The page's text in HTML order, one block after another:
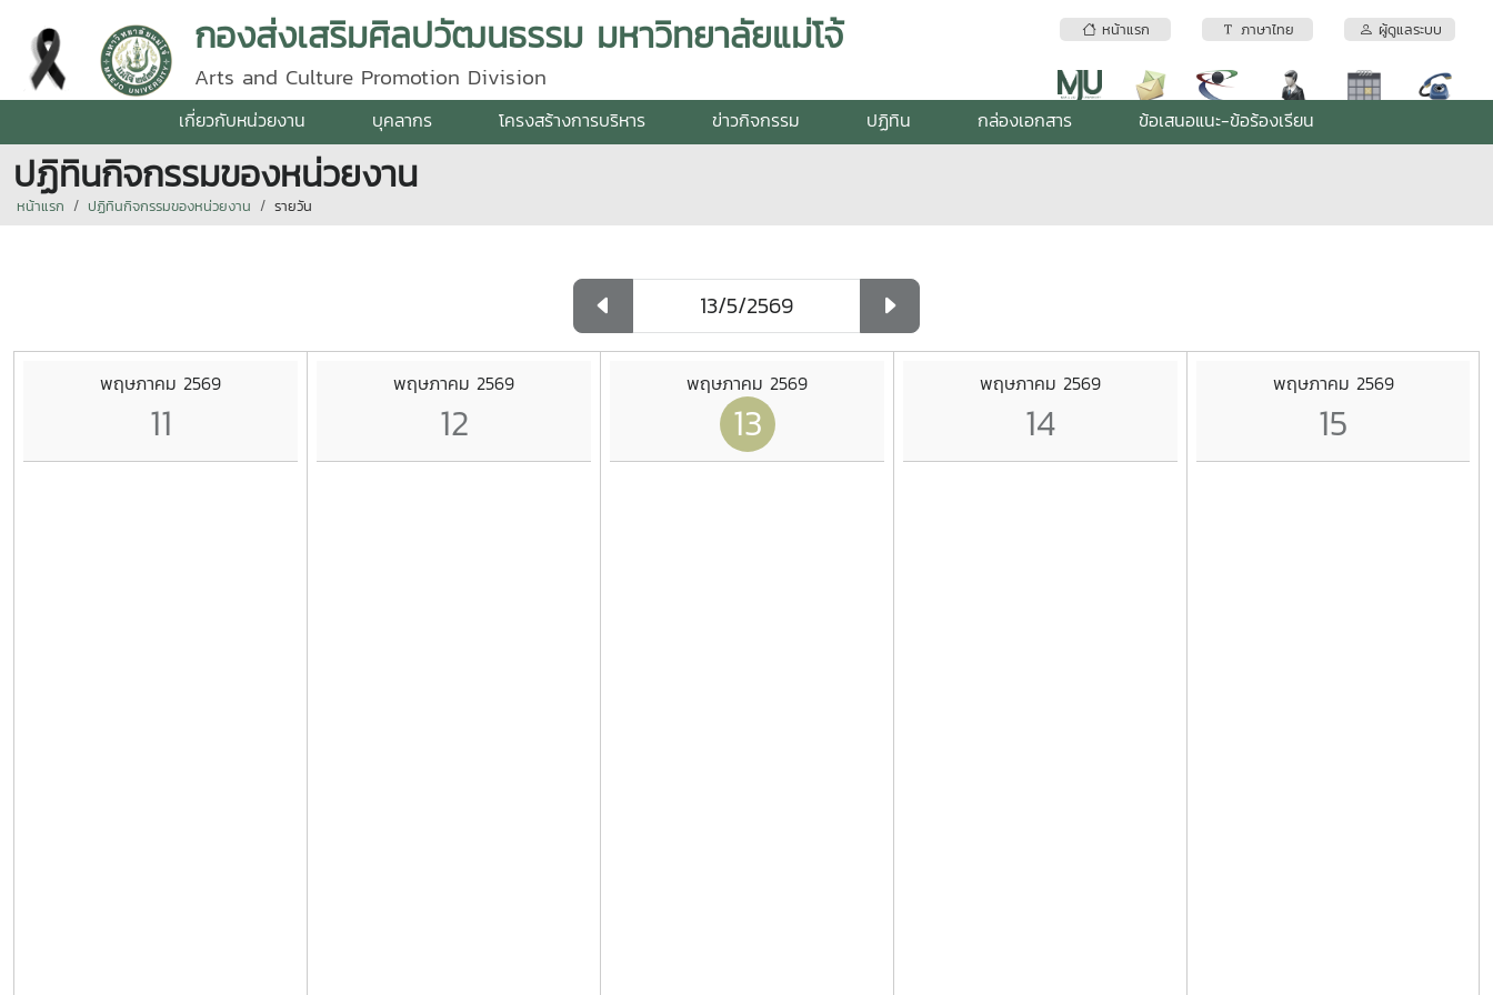
หน้าแรก ภาษาไทย ผู้ดูแลระบบ
กองส่งเสริมศิลปวัฒนธรรม มหาวิทยาลัยแม่โจ้
Arts and Culture Promotion Division
เกี่ยวกับหน่วยงาน บุคลากร โครงสร้างการบริหาร ข่าวกิจกรรม ปฏิทิน กล่องเอกสาร ข้อเสนอแนะ-ข้อร้องเรียน
ปฏิทินกิจกรรมของหน่วยงาน
หน้าแรก ปฏิทินกิจกรรมของหน่วยงาน รายวัน
พฤษภาคม 2569
11
พฤษภาคม 2569
12
พฤษภาคม 2569
13
พฤษภาคม 2569
14
พฤษภาคม 2569
15